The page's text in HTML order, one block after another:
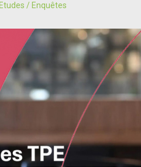
Etudes / Enquêtes